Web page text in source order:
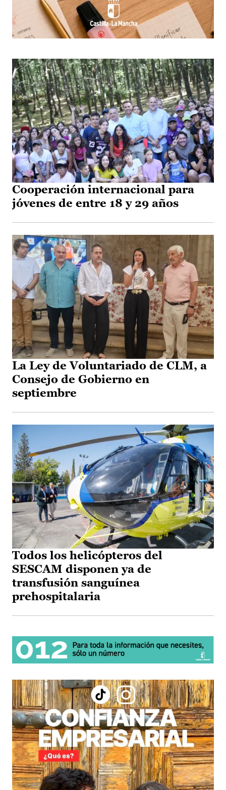
Cooperación internacional para
jóvenes de entre 18 y 29 años
La Ley de Voluntariado de CLM, a
Consejo de Gobierno en
septiembre
Todos los helicópteros del
SESCAM disponen ya de
transfusión sanguínea
prehospitalaria